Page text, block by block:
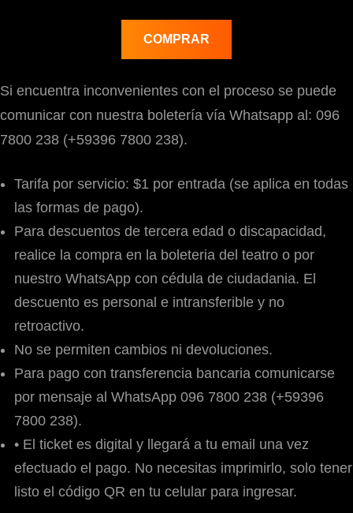
COMPRAR
Si encuentra inconvenientes con el proceso se puede
comunicar con nuestra boletería vía Whatsapp al: 096
7800 238 (+59396 7800 238).
Tarifa por servicio: $1 por entrada (se aplica en todas
las formas de pago).
Para descuentos de tercera edad o discapacidad,
realice la compra en la boleteria del teatro o por
nuestro WhatsApp con cédula de ciudadania. El
descuento es personal e intransferible y no
retroactivo.
No se permiten cambios ni devoluciones.
Para pago con transferencia bancaria comunicarse
por mensaje al WhatsApp 096 7800 238 (+59396
7800 238).
• El ticket es digital y llegará a tu email una vez
efectuado el pago. No necesitas imprimirlo, solo tener
listo el código QR en tu celular para ingresar.